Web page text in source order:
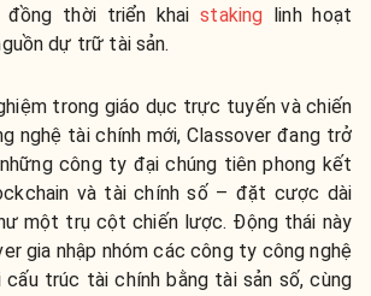
đồng thời triển khaistaking linh hoạt
dự trữ tài sản.
trong giáo dục trực tuyến và chiến
nghệ tài chính mới, Classover đang trở
công ty đại chúng tiên phong kết
và tài chính số – đặt cược dài
một trụ cột chiến lược. Động thái này
gia nhập nhóm các công ty công nghệ
cấu trúc tài chính bằng tài sản số, cùng